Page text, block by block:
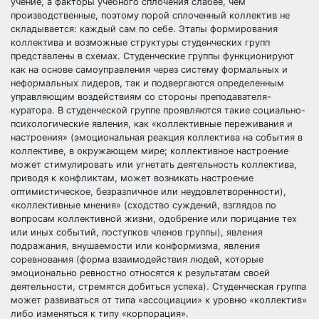
производственные, поэтому порой сплоченный коллектив не
складывается: каждый сам по себе. Этапы формирования
коллектива и возможные структуры студенческих групп
представлены в схемах. Студенческие группы функционируют
как на основе самоуправления через систему формальных и
неформальных лидеров, так и подвергаются определенным
управляющим воздействиям со стороны преподавателя-
куратора. В студенческой группе проявляются такие социально-
психологические явления, как «коллективные переживания и
настроения» (эмоциональная реакция коллектива на события в
коллективе, в окружающем мире; коллективное настроение
может стимулировать или угнетать деятельность коллектива,
приводя к конфликтам, может возникать настроение
оптимистическое, безразличное или неудовлетворенности),
«коллективные мнения» (сходство суждений, взглядов по
вопросам коллективной жизни, одобрение или порицание тех
или иных событий, поступков членов группы), явления
подражания, внушаемости или конформизма, явления
соревнования (форма взаимодействия людей, которые
эмоционально ревностно относятся к результатам своей
деятельности, стремятся добиться успеха). Студенческая группа
может развиваться от типа «ассоциации» к уровню «коллектив»
либо изменяться к типу «корпорация».